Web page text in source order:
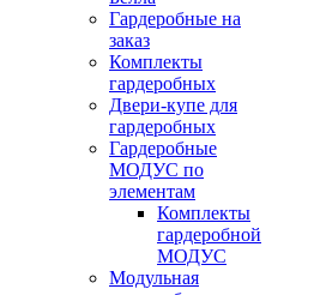
Гардеробные на
заказ
Комплекты
гардеробных
Двери-купе для
гардеробных
Гардеробные
МОДУС по
элементам
Комплекты
гардеробной
МОДУС
Модульная